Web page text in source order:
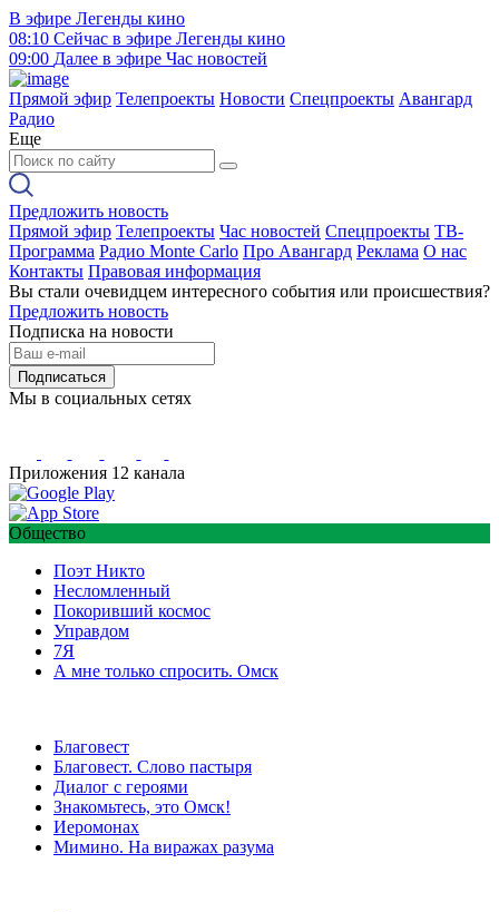
В эфире Легенды кино
08:10 Сейчас в эфире Легенды кино
09:00 Далее в эфире Час новостей
Прямой эфир Телепроекты Новости Спецпроекты Авангард
Радио
Еще
Предложить новость
Прямой эфир Телепроекты Час новостей Спецпроекты ТВ-
Программа Радио Monte Carlo Про Авангард Реклама О нас
Контакты Правовая информация
Вы стали очевидцем интересного события или происшествия?
Предложить новость
Подписка на новости
Подписаться
Мы в социальных сетях
Приложения 12 канала
Общество
Поэт Никто
Несломленный
Покоривший космос
Управдом
7Я
А мне только спросить. Омск
Благовест
Благовест. Слово пастыря
Диалог с героями
Знакомьтесь, это Омск!
Иеромонах
Мимино. На виражах разума